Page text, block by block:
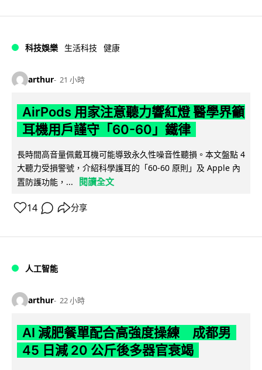
科技娛樂 生活科技 健康
arthur 21 小時
AirPods 用家注意聽力響紅燈 醫學界籲
耳機用戶謹守「60-60」鐵律
長時間高音量佩戴耳機可能導致永久性噪音性聽損。本文盤點 4
大聽力受損警號，介紹科學護耳的「60-60 原則」及 Apple 內
置防護功能，...
閱讀全文
14 分享
人工智能
arthur 22 小時
AI 減肥餐單配合高強度操練 成都男
45 日減 20 公斤後多器官衰竭